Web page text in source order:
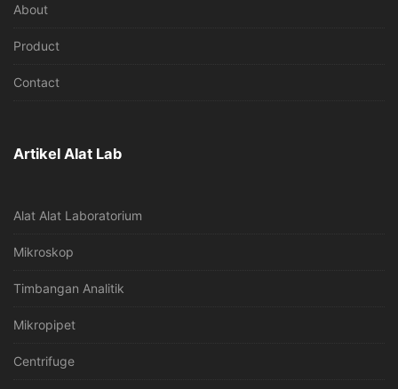
About
Product
Contact
Artikel Alat Lab
Alat Alat Laboratorium
Mikroskop
Timbangan Analitik
Mikropipet
Centrifuge